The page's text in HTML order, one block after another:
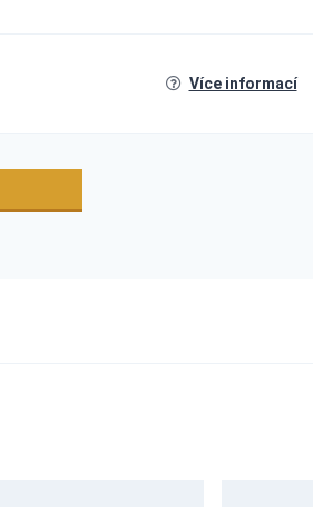
Více informací